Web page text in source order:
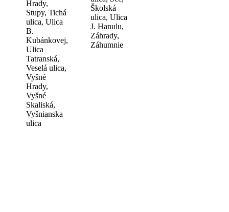
Hrady,
Stupy, Tichá
ulica, Ulica
B.
Kubánkovej,
Ulica
Tatranská,
Veselá ulica,
Vyšné
Hrady,
Vyšné
Skaliská,
Vyšnianska
ulica
Školská
ulica, Ulica
J. Hanulu,
Záhrady,
Záhumnie